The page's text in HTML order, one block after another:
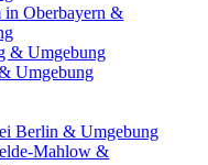
in Oberbayern &
& Umgebung
Umgebung
Berlin & Umgebung
Mahlow &